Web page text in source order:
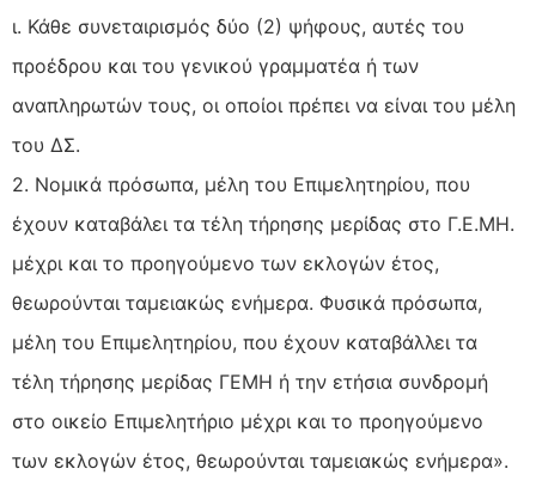
ι. Κάθε συνεταιρισμός δύο (2) ψήφους, αυτές του
προέδρου και του γενικού γραμματέα ή των
αναπληρωτών τους, οι οποίοι πρέπει να είναι του μέλη
του ΔΣ.
2. Νομικά πρόσωπα, μέλη του Επιμελητηρίου, που
έχουν καταβάλει τα τέλη τήρησης μερίδας στο Γ.Ε.ΜΗ.
μέχρι και το προηγούμενο των εκλογών έτος,
θεωρούνται ταμειακώς ενήμερα. Φυσικά πρόσωπα,
μέλη του Επιμελητηρίου, που έχουν καταβάλλει τα
τέλη τήρησης μερίδας ΓΕΜΗ ή την ετήσια συνδρομή
στο οικείο Επιμελητήριο μέχρι και το προηγούμενο
των εκλογών έτος, θεωρούνται ταμειακώς ενήμερα».